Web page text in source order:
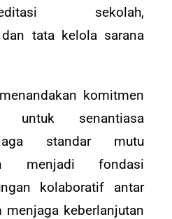
sekolah,
tata kelola sarana
komitmen
untuk senantiasa
standar mutu
menjadi fondasi
kolaboratif antar
keberlanjutan